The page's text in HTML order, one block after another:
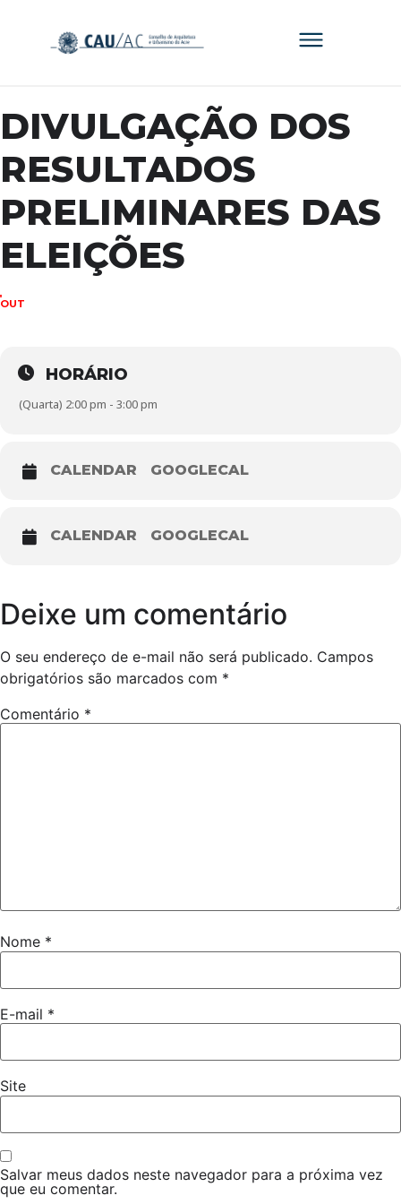
DIVULGAÇÃO DOS
RESULTADOS
PRELIMINARES DAS
ELEIÇÕES
11
OUT
HORÁRIO
(Quarta) 2:00 pm - 3:00 pm
CALENDAR GOOGLECAL
CALENDAR GOOGLECAL
Deixe um comentário
O seu endereço de e-mail não será publicado. Campos
obrigatórios são marcados com *
Comentário *
Nome *
E-mail *
Site
Salvar meus dados neste navegador para a próxima vez
que eu comentar.